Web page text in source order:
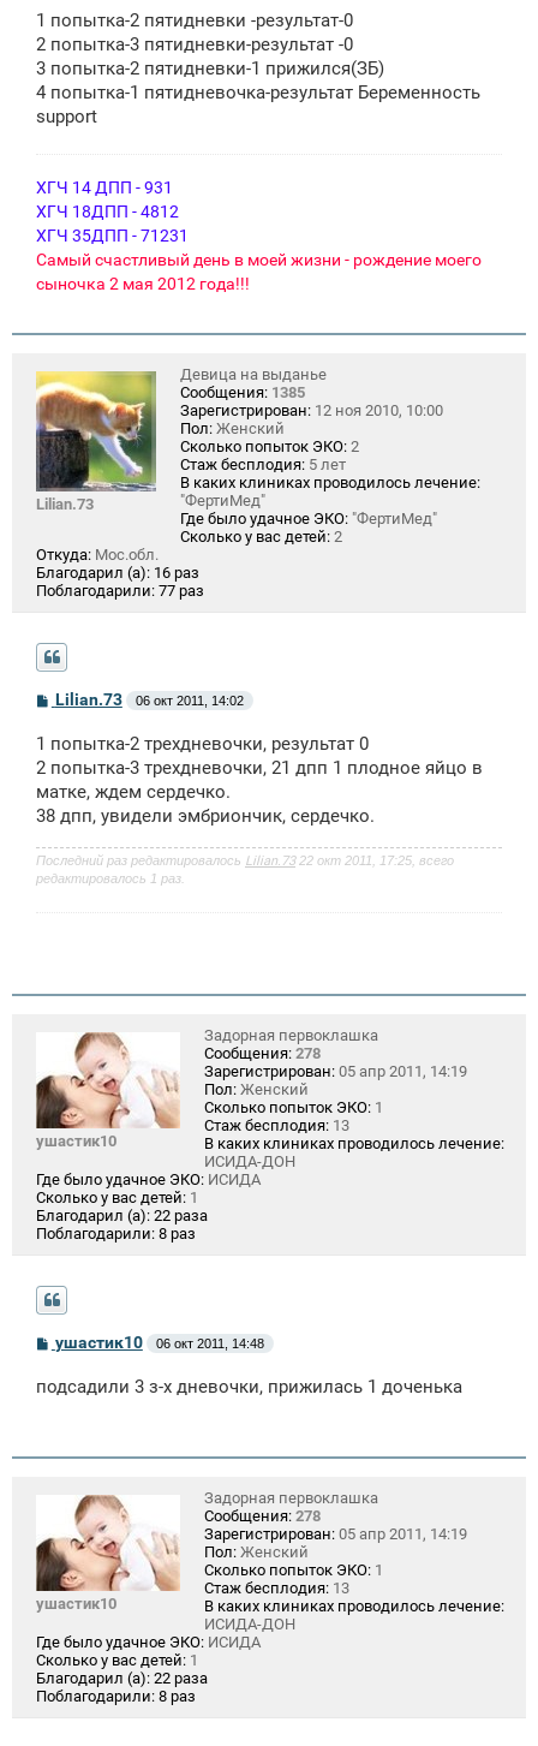
б
щ
е
н
и
1 попытка-2 пятидневки -результат-0
2 попытка-3 пятидневки-результат -0
3 попытка-2 пятидневки-1 прижился(ЗБ)
4 попытка-1 пятидневочка-результат Беременность
support
ХГЧ 14 ДПП - 931
ХГЧ 18ДПП - 4812
ХГЧ 35ДПП - 71231
Самый счастливый день в моей жизни - рождение моего
сыночка 2 мая 2012 года!!!
Lilian.73
Девица на выданье
Сообщения: 1385
Зарегистрирован: 12 ноя 2010, 10:00
Пол: Женский
Сколько попыток ЭКО: 2
Стаж бесплодия: 5 лет
В каких клиниках проводилось лечение:
"ФертиМед"
Где было удачное ЭКО: "ФертиМед"
Сколько у вас детей: 2
Откуда: Мос.обл.
Благодарил (а): 16 раз
Поблагодарили: 77 раз
С
б
щ
н
и
Lilian.73 06 окт 2011, 14:02
1 попытка-2 трехдневочки, результат 0
2 попытка-3 трехдневочки, 21 дпп 1 плодное яйцо в
матке, ждем сердечко.
38 дпп, увидели эмбриончик, сердечко.
Последний раз редактировалось Lilian.7322 окт 2011, 17:25, всего
редактировалось 1 раз.
ушастик10
Задорная первоклашка
Сообщения: 278
Зарегистрирован: 05 апр 2011, 14:19
Пол: Женский
Сколько попыток ЭКО: 1
Стаж бесплодия: 13
В каких клиниках проводилось лечение:
ИСИДА-ДОН
Где было удачное ЭКО: ИСИДА
Сколько у вас детей: 1
Благодарил (а): 22 раза
Поблагодарили: 8 раз
С
о
б
и
ушастик10 06 окт 2011, 14:48
подсадили 3 з-х дневочки, прижилась 1 доченька
ушастик10
Задорная первоклашка
Сообщения: 278
Зарегистрирован: 05 апр 2011, 14:19
Пол: Женский
Сколько попыток ЭКО: 1
Стаж бесплодия: 13
В каких клиниках проводилось лечение:
ИСИДА-ДОН
Где было удачное ЭКО: ИСИДА
Сколько у вас детей: 1
Благодарил (а): 22 раза
Поблагодарили: 8 раз